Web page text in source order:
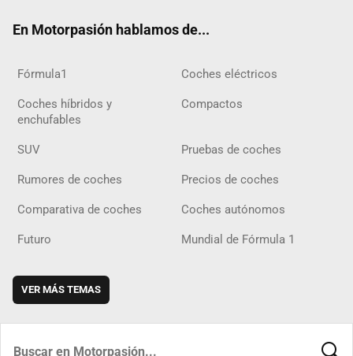
En Motorpasión hablamos de...
Fórmula1 Coches eléctricos
Coches híbridos y
enchufables
Compactos
SUV Pruebas de coches
Rumores de coches Precios de coches
Comparativa de coches Coches autónomos
Futuro Mundial de Fórmula 1
VER MÁS TEMAS